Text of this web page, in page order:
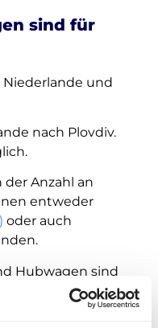
sind für
und
nach Plovdiv.
Anzahl an
entweder
oder auch
Hubwagen sind
buchbar.